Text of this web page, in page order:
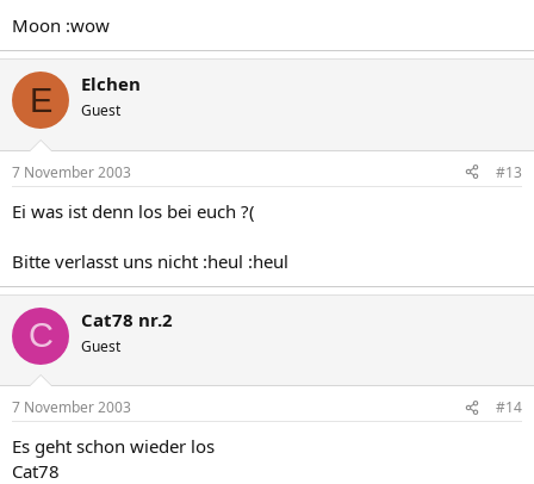
Moon :wow
E Elchen
Guest
7 November 2003 #13
Ei was ist denn los bei euch ?(
Bitte verlasst uns nicht :heul :heul
C Cat78 nr.2
Guest
7 November 2003 #14
Es geht schon wieder los
Cat78